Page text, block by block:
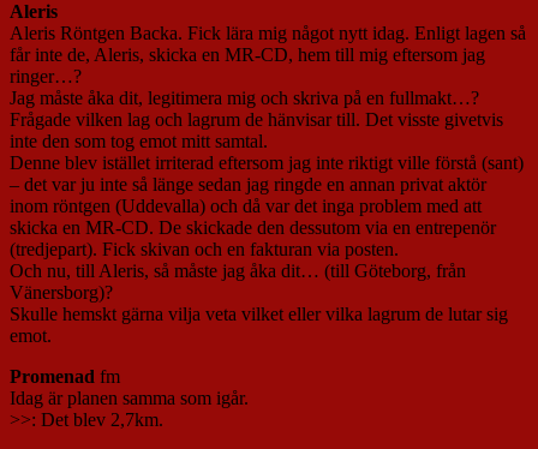
Aleris
Aleris Röntgen Backa. Fick lära mig något nytt idag. Enligt lagen så
får inte de, Aleris, skicka en MR-CD, hem till mig eftersom jag
ringer…?
Jag måste åka dit, legitimera mig och skriva på en fullmakt…?
Frågade vilken lag och lagrum de hänvisar till. Det visste givetvis
inte den som tog emot mitt samtal.
Denne blev istället irriterad eftersom jag inte riktigt ville förstå (sant)
– det var ju inte så länge sedan jag ringde en annan privat aktör
inom röntgen (Uddevalla) och då var det inga problem med att
skicka en MR-CD. De skickade den dessutom via en entrepenör
(tredjepart). Fick skivan och en fakturan via posten.
Och nu, till Aleris, så måste jag åka dit… (till Göteborg, från
Vänersborg)?
Skulle hemskt gärna vilja veta vilket eller vilka lagrum de lutar sig
emot.
Promenad fm
Idag är planen samma som igår.
>>: Det blev 2,7km.